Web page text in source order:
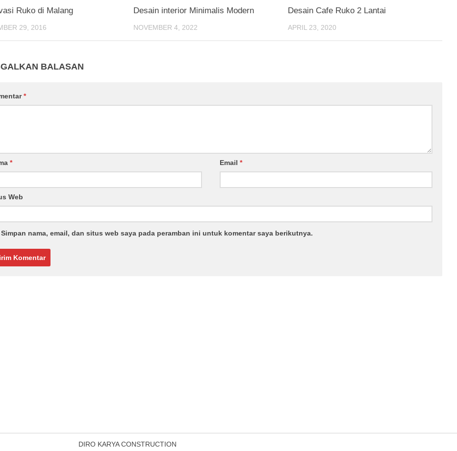
Ruko di Malang
29, 2016
Desain interior Minimalis Modern
NOVEMBER 4, 2022
Desain Cafe Ruko 2 Lantai
APRIL 23, 2020
BALASAN
*
* Email*
Web
Simpan nama, email, dan situs web saya pada peramban ini untuk komentar saya berikutnya.
DIRO KARYA CONSTRUCTION